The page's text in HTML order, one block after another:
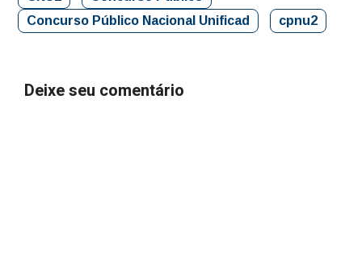
Concurso Público Nacional Unificad
cpnu2
Deixe seu comentário